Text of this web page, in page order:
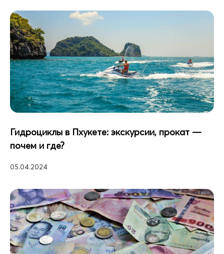
Гидроциклы в Пхукете: экскурсии, прокат —
почем и где?
05.04.2024